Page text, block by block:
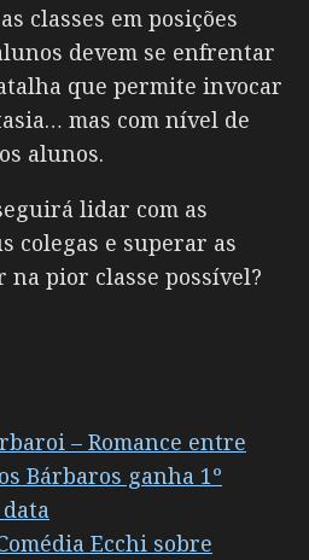
classes em posições
devem se enfrentar
que permite invocar
mas com nível de
alunos.
lidar com as
colegas e superar as
na pior classe possível?
– Romance entre
Bárbaros ganha 1º
Ecchi sobre